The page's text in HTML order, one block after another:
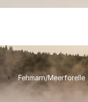
Fehmarn/Meerforelle